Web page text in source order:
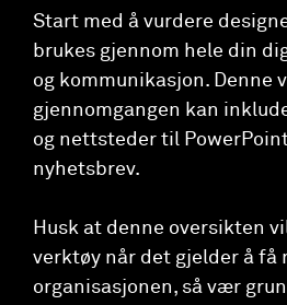
Start med å vurdere
brukes gjennom hele din
og kommunikasjon. Denne
gjennomgangen kan
og nettsteder til
nyhetsbrev.
Husk at denne oversikten
verktøy når det gjelder å få
organisasjonen, så vær